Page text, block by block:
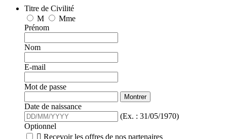
Titre de Civilité
M
Mme
Prénom
Nom
E-mail
Mot de passe
Montrer
Date de naissance
(Ex. : 31/05/1970)
Optionnel
 Recevoir les offres de nos partenaires